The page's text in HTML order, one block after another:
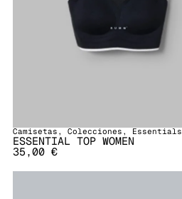
Camisetas , Colecciones , Essentials
ESSENTIAL TOP WOMEN
35,00 €